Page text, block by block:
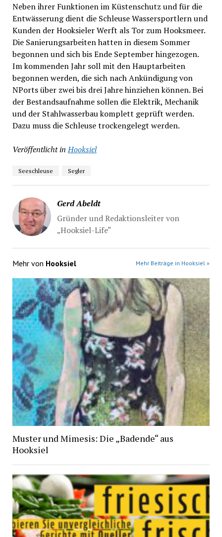
Neben ihrer Funktionen im Küstenschutz und für die
Entwässerung dient die Schleuse Wassersportlern und
Kunden der Hooksieler Werft als Tor zum Hooksmeer.
Die Sanierungsarbeiten hatten in diesem Sommer
begonnen und sich bis Ende September hingezogen.
Im kommenden Jahr soll mit den Hauptarbeiten
begonnen werden, die sich nach Ankündigung von
NPorts über zwei bis drei Jahre hinziehen können. Bei
der Bestandsaufnahme sollen die Elektrik, Mechanik
und der Stahlwasserbau komplett geprüft werden.
Dazu muss die Schleuse trockengelegt werden.
Veröffentlicht in Hooksiel
Seeschleuse Segler
Gerd Abeldt
Gründer und Redaktionsleiter von
„Hooksiel-Life“
Mehr von Hooksiel Mehr Beiträge in Hooksiel »
Muster und Mimesis: Die „Badende“ aus
Hooksiel